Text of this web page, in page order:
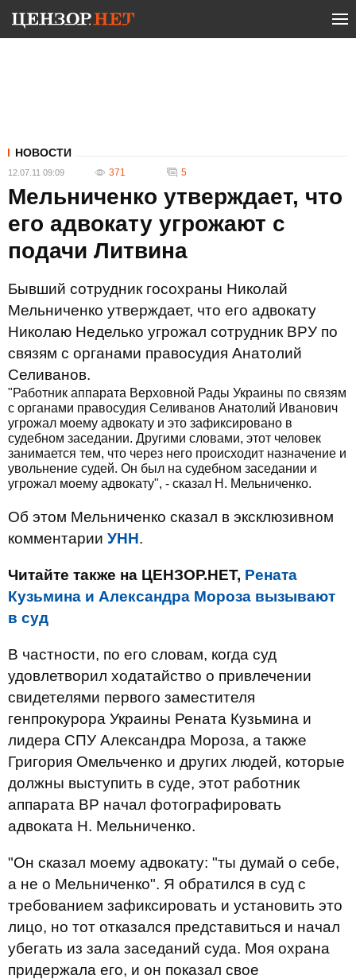
НОВОСТИ
12.07.11 09:09 371 5
Мельниченко утверждает, что
его адвокату угрожают с
подачи Литвина
Бывший сотрудник госохраны Николай
Мельниченко утверждает, что его адвокату
Николаю Неделько угрожал сотрудник ВРУ по
связям с органами правосудия Анатолий
Селиванов.
"Работник аппарата Верховной Рады Украины по связям
с органами правосудия Селиванов Анатолий Иванович
угрожал моему адвокату и это зафиксировано в
судебном заседании. Другими словами, этот человек
занимается тем, что через него происходит назначение и
увольнение судей. Он был на судебном заседании и
угрожал моему адвокату", - сказал Н. Мельниченко.
Об этом Мельниченко сказал в эксклюзивном
комментарии УНН.
Читайте также на ЦЕНЗОР.НЕТ, Рената
Кузьмина и Александра Мороза вызывают
в суд
В частности, по его словам, когда суд
удовлетворил ходатайство о привлечении
свидетелями первого заместителя
генпрокурора Украины Рената Кузьмина и
лидера СПУ Александра Мороза, а также
Григория Омельченко и других людей, которые
должны выступить в суде, этот работник
аппарата ВР начал фотографировать
адвоката Н. Мельниченко.
"Он сказал моему адвокату: "ты думай о себе,
а не о Мельниченко". Я обратился в суд с
требованием зафиксировать и установить это
лицо, но тот отказался представиться и начал
убегать из зала заседаний суда. Моя охрана
придержала его, и он показал свое